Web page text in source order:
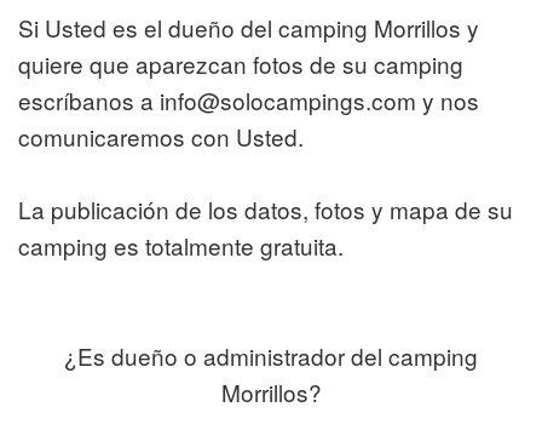
Si Usted es el dueño del camping Morrillos y
quiere que aparezcan fotos de su camping
escríbanos a info@solocampings.com y nos
comunicaremos con Usted.
La publicación de los datos, fotos y mapa de su
camping es totalmente gratuita.
¿Es dueño o administrador del camping
Morrillos?